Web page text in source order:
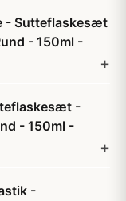
- Sutteflaskesæt
- 150ml -
-
- 150ml -
-